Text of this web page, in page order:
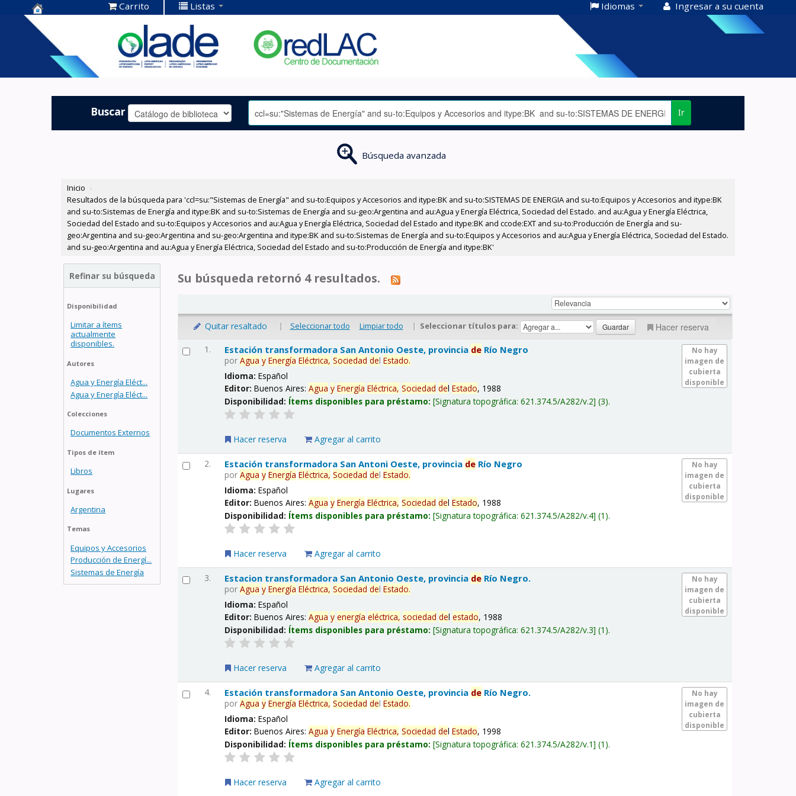
Centro de
Documentación
OLADE -
Carrito Listas Idiomas Ingresar a su cuenta
Buscar Ir
Búsqueda avanzada
Inicio ›
Resultados de la búsqueda para 'ccl=su:"Sistemas de Energía" and su-to:Equipos y Accesorios and itype:BK and su-to:SISTEMAS DE ENERGIA and su-to:Equipos y Accesorios and itype:BK
and su-to:Sistemas de Energía and itype:BK and su-to:Sistemas de Energía and su-geo:Argentina and au:Agua y Energía Eléctrica, Sociedad del Estado. and au:Agua y Energía Eléctrica,
Sociedad del Estado and su-to:Equipos y Accesorios and au:Agua y Energía Eléctrica, Sociedad del Estado and itype:BK and ccode:EXT and su-to:Producción de Energía and su-
geo:Argentina and su-geo:Argentina and su-geo:Argentina and itype:BK and su-to:Sistemas de Energía and su-to:Equipos y Accesorios and au:Agua y Energía Eléctrica, Sociedad del Estado.
and su-geo:Argentina and au:Agua y Energía Eléctrica, Sociedad del Estado and su-to:Producción de Energía and itype:BK'
Refinar su búsqueda
Disponibilidad
Limitar a ítems
actualmente
disponibles.
Autores
Agua y Energía Eléct...
Agua y Energía Eléct...
Colecciones
Documentos Externos
Tipos de ítem
Libros
Lugares
Argentina
Temas
Equipos y Accesorios
Producción de Energí...
Sistemas de Energía
Su búsqueda retornó 4 resultados.
Quitar resaltado | Seleccionar todo Limpiar todo | Seleccionar títulos para: Hacer reserva
1.
No hay
imagen de
cubierta
disponible
Estación transformadora San Antonio Oeste, provincia de Río Negro
porAgua y Energía Eléctrica, Sociedad delEstado.
Idioma:Español
Editor:Buenos Aires:Agua y Energía Eléctrica, Sociedad delEstado, 1988
Disponibilidad: Ítems disponibles para préstamo: Signatura topográfica:621.374.5/A282/v.2 (3).
Hacer reserva Agregar al carrito
2.
No hay
imagen de
cubierta
disponible
Estación transformadora San Antoni Oeste, provincia de Río Negro
porAgua y Energía Eléctrica, Sociedad delEstado.
Idioma:Español
Editor:Buenos Aires:Agua y Energía Eléctrica, Sociedad delEstado, 1988
Disponibilidad: Ítems disponibles para préstamo: Signatura topográfica:621.374.5/A282/v.4 (1).
Hacer reserva Agregar al carrito
3.
No hay
imagen de
cubierta
disponible
Estacion transformadora San Antonio Oeste, provincia de Río Negro.
porAgua y Energía Eléctrica, Sociedad delEstado.
Idioma:Español
Editor:Buenos Aires:Agua y energía eléctrica, sociedad delestado, 1988
Disponibilidad: Ítems disponibles para préstamo: Signatura topográfica:621.374.5/A282/v.3 (1).
Hacer reserva Agregar al carrito
4.
No hay
imagen de
cubierta
disponible
Estación transformadora San Antonio Oeste, provincia de Río Negro.
porAgua y Energía Eléctrica, Sociedad delEstado.
Idioma:Español
Editor:Buenos Aires:Agua y Energía Eléctrica, Sociedad delEstado, 1998
Disponibilidad: Ítems disponibles para préstamo: Signatura topográfica:621.374.5/A282/v.1 (1).
Hacer reserva Agregar al carrito